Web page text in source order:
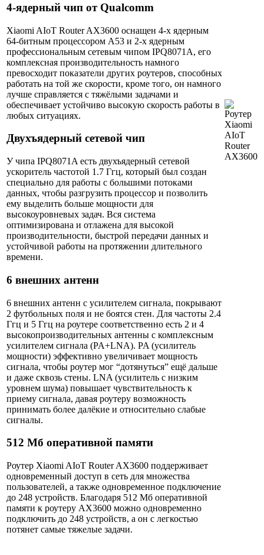
4-ядерный чип от Qualcomm
Xiaomi AIoT Router AX3600 оснащен 4-х ядерным
64-битным процессором A53 и 2-х ядерным
профессиональным сетевым чипом IPQ8071A, его
комплексная производительность намного
превосходит показатели других роутеров, способных
работать на той же скорости, кроме того, он намного
лучше справляется с тяжёлыми задачами и
обеспечивает устойчиво высокую скорость работы в
любых ситуациях.
Двухъядерный сетевой чип
У чипа IPQ8071A есть двухъядерный сетевой
ускоритель частотой 1.7 Ггц, который был создан
специально для работы с большими потоками
данных, чтобы разгрузить процессор и позволить
ему выделить больше мощности для
высокоуровневых задач. Вся система
оптимизирована и отлажена для высокой
производительности, быстрой передачи данных и
устойчивой работы на протяжении длительного
времени.
6 внешних антенн
6 внешних антенн с усилителем сигнала, покрывают
2 футбольных поля и не боятся стен. Для частоты 2.4
Ггц и 5 Ггц на роутере соответственно есть 2 и 4
высокопроизводительных антенны с комплексным
усилителем сигнала (PA+LNA). PA (усилитель
мощности) эффективно увеличивает мощность
сигнала, чтобы роутер мог “дотянуться” ещё дальше
и даже сквозь стены. LNA (усилитель с низким
уровнем шума) повышает чувствительность к
приему сигнала, давая роутеру возможность
принимать более далёкие и относительно слабые
сигналы.
512 Мб оперативной памяти
Роутер Xiaomi AIoT Router AX3600 поддерживает
одновременный доступ в сеть для множества
пользователей, а также одновременное подключение
до 248 устройств. Благодаря 512 Мб оперативной
памяти к роутеру AX3600 можно одновременно
подключить до 248 устройств, а он c легкостью
потянет самые тяжелые задачи.